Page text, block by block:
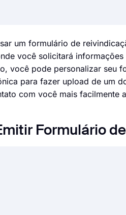
um formulário de
você solicitará
você pode personalizar seu
para fazer upload de um
com você mais facilmente
Formulário
nunca. Sem a necessidade